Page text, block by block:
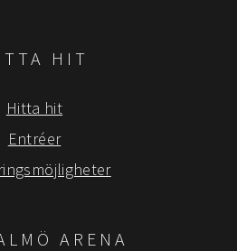
HIT
Hitta hit
Entréer
ARENA